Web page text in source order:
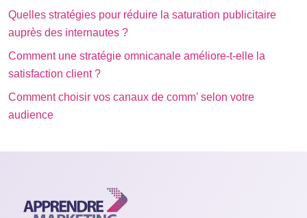
Quelles stratégies pour réduire la saturation publicitaire
auprès des internautes ?
Comment une stratégie omnicanale améliore-t-elle la
satisfaction client ?
Comment choisir vos canaux de comm’ selon votre
audience